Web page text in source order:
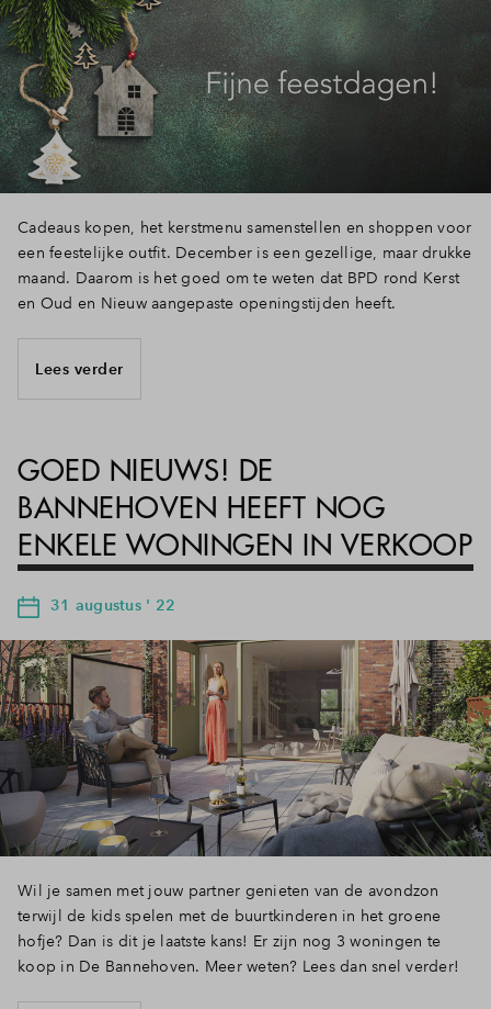
Cadeaus kopen, het kerstmenu samenstellen en shoppen voor
een feestelijke outfit. December is een gezellige, maar drukke
maand. Daarom is het goed om te weten dat BPD rond Kerst
en Oud en Nieuw aangepaste openingstijden heeft.
Lees verder
GOED NIEUWS! DE
BANNEHOVEN HEEFT NOG
ENKELE WONINGEN IN VERKOOP
31 augustus ' 22
Wil je samen met jouw partner genieten van de avondzon
terwijl de kids spelen met de buurtkinderen in het groene
hofje? Dan is dit je laatste kans! Er zijn nog 3 woningen te
koop in De Bannehoven. Meer weten? Lees dan snel verder!